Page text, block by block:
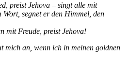
preist Jehova – singt alle mit
segnet er den Himmel, den
mit Freude, preist Jehova!
mich an, wenn ich in meinen goldnen